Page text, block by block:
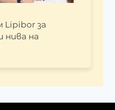
Lipibor за
нива на